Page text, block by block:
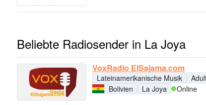
Beliebte Radiosender in La Joya
VoxRadio ElSajama.com
Lateinamerikanische Musik
Bolivien
La Joya Online